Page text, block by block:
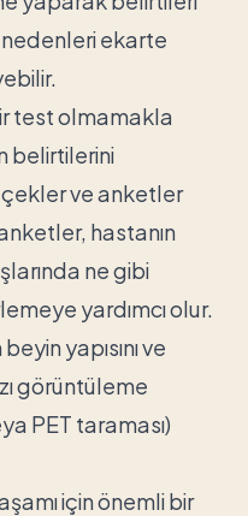
ekarte
test olmamakla
belirtilerini
ve anketler
hastanın
ne gibi
yardımcı olur.
yapısını ve
görüntüleme
PET taraması)
için önemli bir